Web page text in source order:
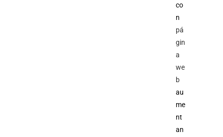
co
n
pá
gin
a
we
b
au
me
nt
an